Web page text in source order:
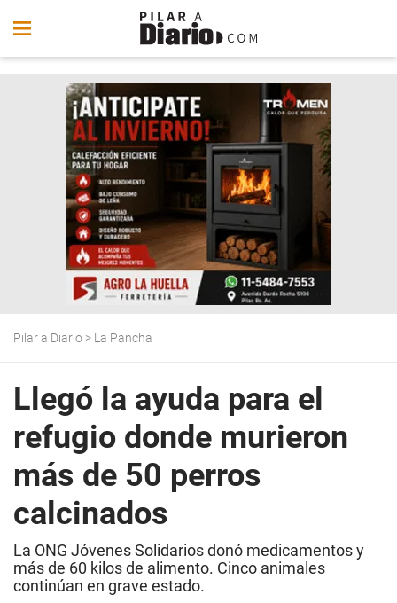
Pilar a Diario > La Pancha
Llegó la ayuda para el
refugio donde murieron
más de 50 perros
calcinados
La ONG Jóvenes Solidarios donó medicamentos y
más de 60 kilos de alimento. Cinco animales
continúan en grave estado.